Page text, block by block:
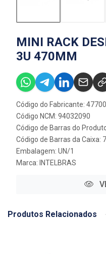
MINI RACK
3U 470MM
Código do Fabricante:
Código NCM: 94032090
Código de Barras do
Código de Barras da Caixa:
Embalagem: UN/1
Marca: INTELBRAS
Produtos Relacionados